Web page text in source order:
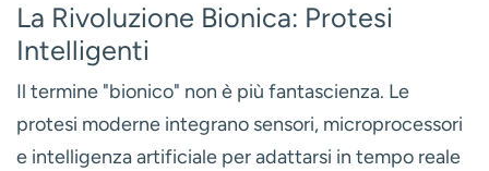
La Rivoluzione Bionica: Protesi
Intelligenti
Il termine "bionico" non è più fantascienza. Le
protesi moderne integrano sensori, microprocessori
e intelligenza artificiale per adattarsi in tempo reale